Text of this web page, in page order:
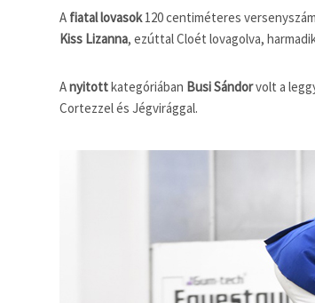
A fiatal lovasok120 centiméteres
Kiss Lizanna, ezúttal Cloét lovagolva,
Anyitottkategóriában Busi Sándorvolt a
Cortezzel és Jégvirággal.